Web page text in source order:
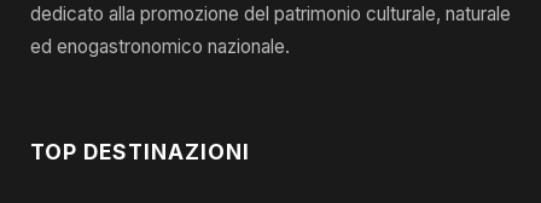
dedicato alla promozione del patrimonio culturale, naturale
ed enogastronomico nazionale.
TOP DESTINAZIONI